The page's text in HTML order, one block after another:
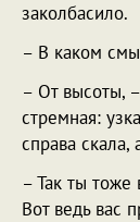
заколбасило.
– В каком
– От высоты,
стремная:
справа скала,
– Так ты
Вот ведь вас